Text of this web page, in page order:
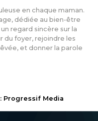
en chaque maman.
dédiée au bien-être
regard sincère sur la
du foyer, rejoindre les
et donner la parole
Progressif Media